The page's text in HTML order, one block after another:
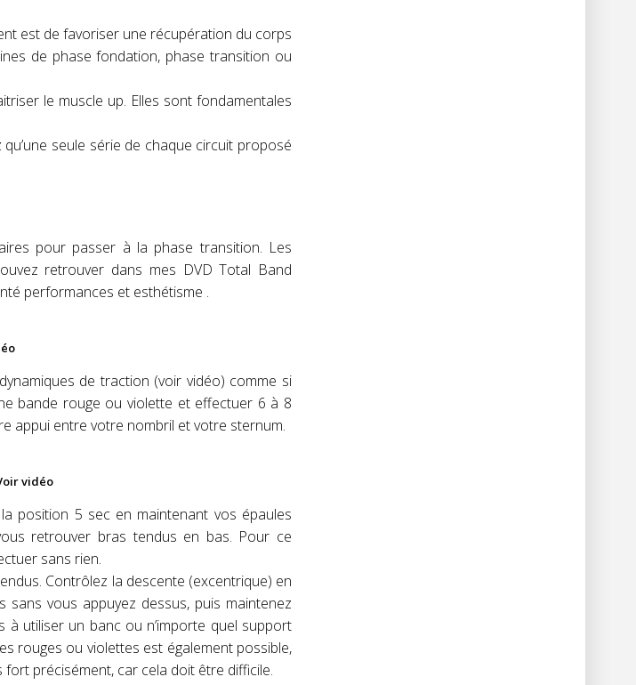
est de favoriser une récupération du corps
de phase fondation, phase transition ou
le muscle up. Elles sont fondamentales
seule série de chaque circuit proposé
pour passer à la phase transition. Les
retrouver dans mes DVD Total Band
performances et esthétisme .
de traction (voir vidéo) comme si
bande rouge ou violette et effectuer 6 à 8
appui entre votre nombril et votre sternum.
vidéo
position 5 sec en maintenant vos épaules
retrouver bras tendus en bas. Pour ce
sans rien.
Contrôlez la descente (excentrique) en
vous appuyez dessus, puis maintenez
à utiliser un banc ou n’importe quel support
rouges ou violettes est également possible,
précisément, car cela doit être difficile.